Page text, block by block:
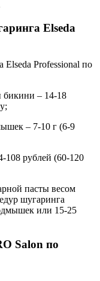
Elseda
бикини – 14-18
– 7-10 г (6-9
108 рублей (60-120
пасты весом
шугаринга
или 15-25
Salon по